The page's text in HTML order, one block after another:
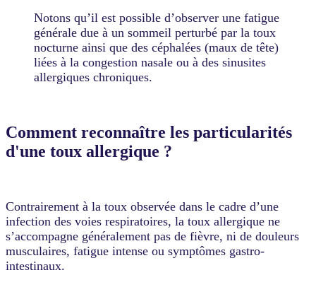
Notons qu’il est possible d’observer une fatigue
générale due à un sommeil perturbé par la toux
nocturne ainsi que des céphalées (maux de tête)
liées à la congestion nasale ou à des sinusites
allergiques chroniques.
Comment reconnaître les particularités
d'une toux allergique ?
Contrairement à la toux observée dans le cadre d’une
infection des voies respiratoires, la toux allergique ne
s’accompagne généralement pas de fièvre, ni de douleurs
musculaires, fatigue intense ou symptômes gastro-
intestinaux.